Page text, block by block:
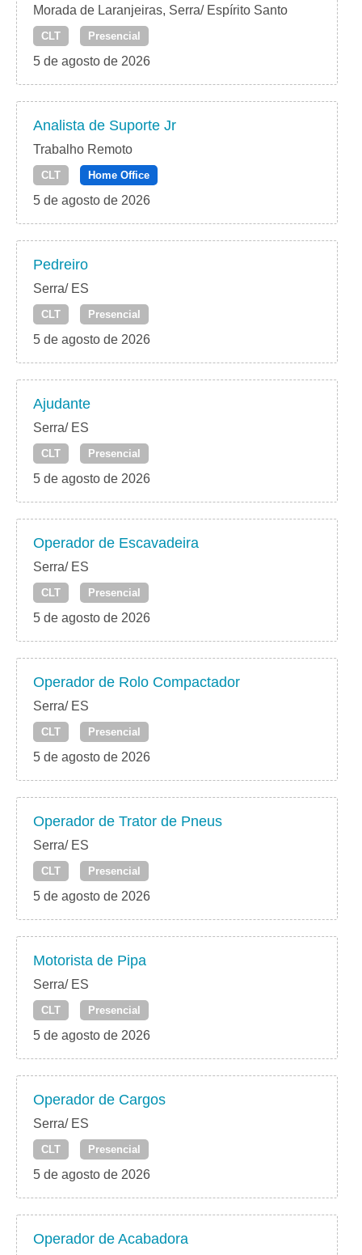
Morada de Laranjeiras, Serra/ Espírito Santo
CLT Presencial
5 de agosto de 2026
Analista de Suporte Jr
Trabalho Remoto
CLT Home Office
5 de agosto de 2026
Pedreiro
Serra/ ES
CLT Presencial
5 de agosto de 2026
Ajudante
Serra/ ES
CLT Presencial
5 de agosto de 2026
Operador de Escavadeira
Serra/ ES
CLT Presencial
5 de agosto de 2026
Operador de Rolo Compactador
Serra/ ES
CLT Presencial
5 de agosto de 2026
Operador de Trator de Pneus
Serra/ ES
CLT Presencial
5 de agosto de 2026
Motorista de Pipa
Serra/ ES
CLT Presencial
5 de agosto de 2026
Operador de Cargos
Serra/ ES
CLT Presencial
5 de agosto de 2026
Operador de Acabadora